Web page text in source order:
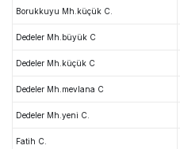
Borukkuyu Mh.küçük C.
Dedeler Mh.büyük C
Dedeler Mh.küçük C
Dedeler Mh.mevlana C
Dedeler Mh.yeni C.
Fatih C.